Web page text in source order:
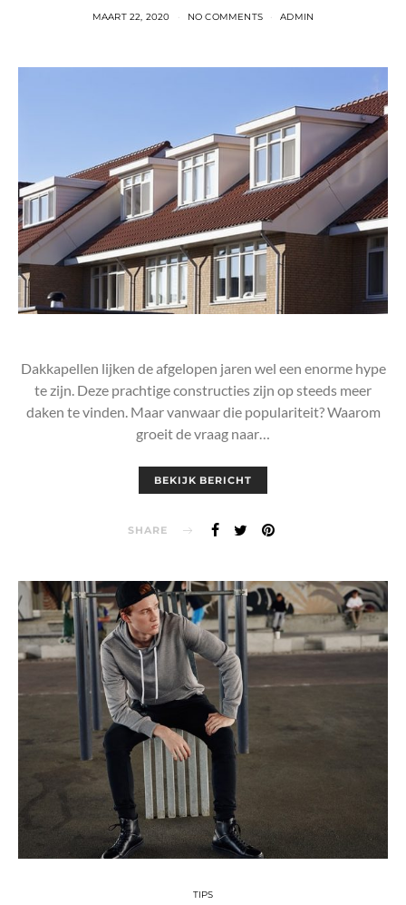
MAART 22, 2020 NO COMMENTS ADMIN
Dakkapellen lijken de afgelopen jaren wel een enorme hype
te zijn. Deze prachtige constructies zijn op steeds meer
daken te vinden. Maar vanwaar die populariteit? Waarom
groeit de vraag naar…
BEKIJK BERICHT
SHARE
TIPS